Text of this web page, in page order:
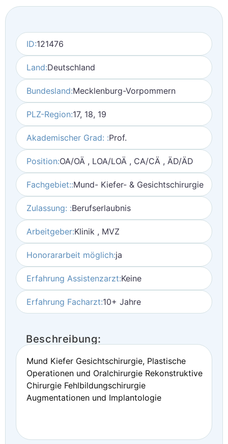
ID:121476
Land:Deutschland
Bundesland:Mecklenburg-Vorpommern
PLZ-Region:17, 18, 19
Akademischer Grad: :Prof.
Position:OA/OÄ , LOA/LOÄ , CA/CÄ , ÄD/ÄD
Fachgebiet::Mund- Kiefer- & Gesichtschirurgie
Zulassung: :Berufserlaubnis
Arbeitgeber:Klinik , MVZ
Honorararbeit möglich:ja
Erfahrung Assistenzarzt:Keine
Erfahrung Facharzt:10+ Jahre
Beschreibung:
Mund Kiefer Gesichtschirurgie, Plastische
Operationen und Oralchirurgie Rekonstruktive
Chirurgie Fehlbildungschirurgie
Augmentationen und Implantologie